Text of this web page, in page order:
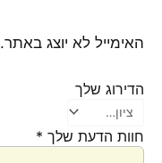
האימייל לא יוצג באתר.
הדירוג שלך
חוות הדעת שלך *